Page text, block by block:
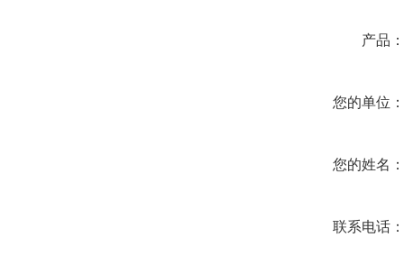
产品
您的单位
您的姓名
联系电话